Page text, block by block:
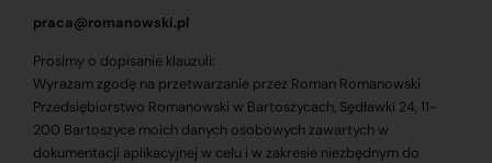
praca@romanowski.pl
Prosimy o dopisanie klauzuli:
Wyrażam zgodę na przetwarzanie przez Roman Romanowski
Przedsiębiorstwo Romanowski w Bartoszycach, Sędławki 24, 11-
200 Bartoszyce moich danych osobowych zawartych w
dokumentacji aplikacyjnej w celu i w zakresie niezbędnym do